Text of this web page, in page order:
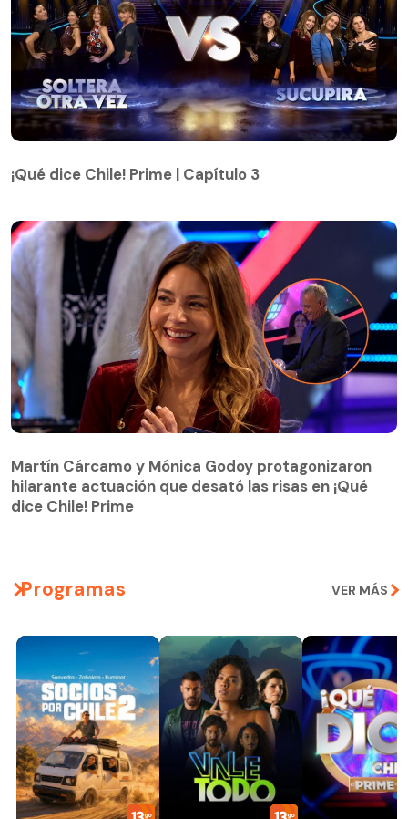
¡Qué dice Chile! Prime | Capítulo 3
hilarante actuación que desató las risas en ¡Qué
dice Chile! Prime
Martín Cárcamo y Mónica Godoy protagonizaron
hilarante actuación que desató las risas en ¡Qué
dice Chile! Prime
Programas VER MÁS